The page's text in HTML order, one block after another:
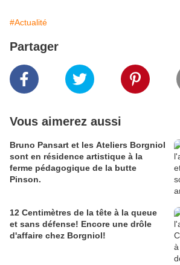
#Actualité
Partager
Vous aimerez aussi
Bruno Pansart et les Ateliers Borgniol
sont en résidence artistique à la
ferme pédagogique de la butte
Pinson.
12 Centimètres de la tête à la queue
et sans défense! Encore une drôle
d'affaire chez Borgniol!